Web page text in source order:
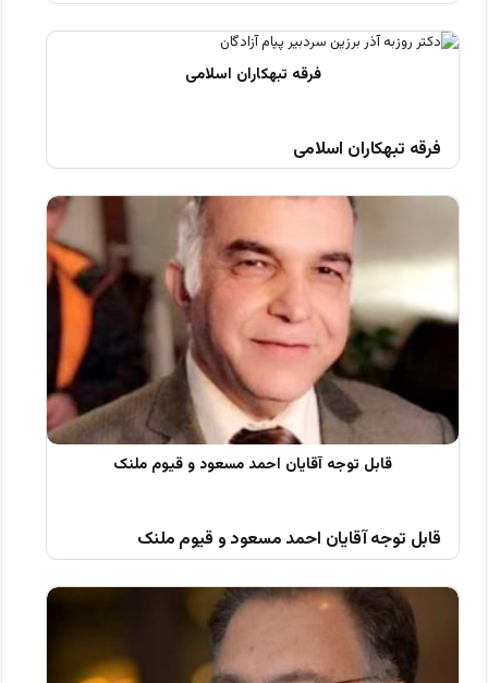
فرقه تبهکاران اسلامی
قابل توجه آقایان احمد مسعود و قیوم ملنک